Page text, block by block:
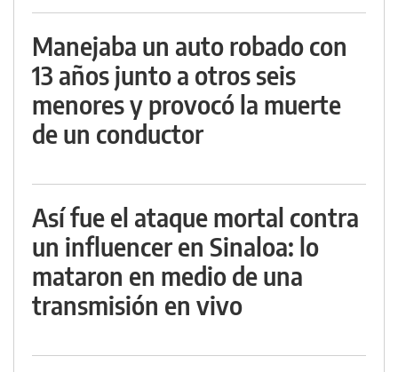
Manejaba un auto robado con
13 años junto a otros seis
menores y provocó la muerte
de un conductor
Así fue el ataque mortal contra
un influencer en Sinaloa: lo
mataron en medio de una
transmisión en vivo